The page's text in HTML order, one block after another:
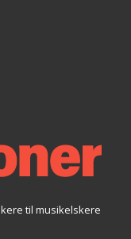
til musikelskere